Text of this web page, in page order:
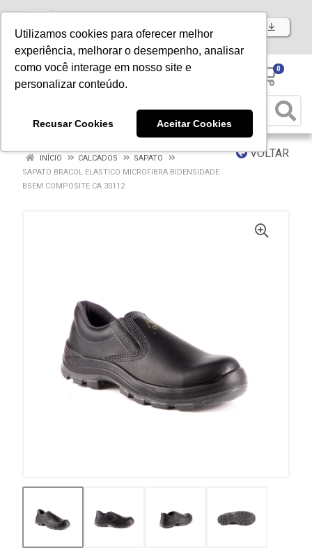
Utilizamos cookies para oferecer melhor
experiência, melhorar o desempenho, analisar
como você interage em nosso site e
personalizar conteúdo.
Recusar Cookies Aceitar Cookies
Baixe já nosso APP
0
VOLTAR
INÍCIO CALCADOS
SAPATO
SAPATO BRACOL ELASTICO MICROFIBRA BIDENSIDADE
BSEM COMPOSITE CA 30112